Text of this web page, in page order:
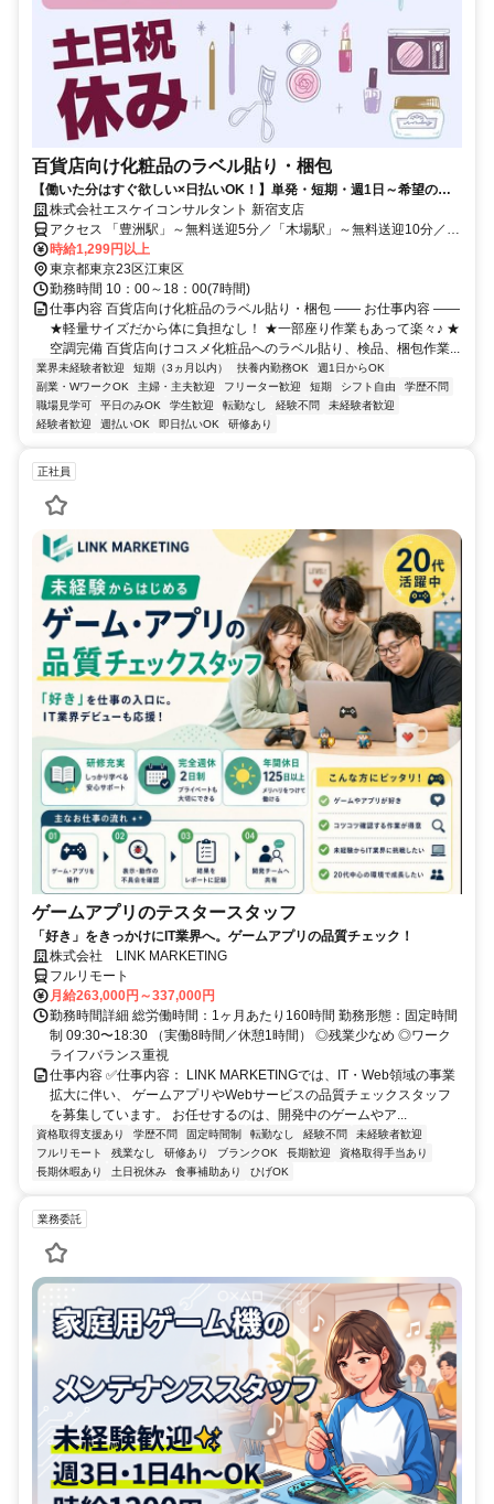
百貨店向け化粧品のラベル貼り・梱包
【働いた分はすぐ欲しい×日払いOK！】単発・短期・週1日～希望の働
き方あり♪未経験大歓迎！土日祝日休
株式会社エスケイコンサルタント 新宿支店
アクセス 「豊洲駅」～無料送迎5分／「木場駅」～無料送迎10分／
「国際展示場駅」～徒歩12分＜WEB登録OK＞
時給1,299円以上
東京都東京23区江東区
勤務時間 10：00～18：00(7時間)
仕事内容 百貨店向け化粧品のラベル貼り・梱包 ―― お仕事内容 ――
★軽量サイズだから体に負担なし！ ★一部座り作業もあって楽々♪ ★
空調完備 百貨店向けコスメ化粧品へのラベル貼り、検品、梱包作業...
業界未経験者歓迎 短期（3ヵ月以内） 扶養内勤務OK
週1日からOK
副業・WワークOK
主婦・主夫歓迎 フリーター歓迎 短期 シフト自由
学歴不問
職場見学可
平日のみOK 学生歓迎 転勤なし 経験不問
未経験者歓迎
経験者歓迎
週払いOK 即日払いOK 研修あり
正社員
ゲームアプリのテスタースタッフ
「好き」をきっかけにIT業界へ。ゲームアプリの品質チェック！
株式会社 LINK MARKETING
フルリモート
月給263,000円～337,000円
勤務時間詳細 総労働時間：1ヶ月あたり160時間 勤務形態：固定時間
制 09:30〜18:30 （実働8時間／休憩1時間） ◎残業少なめ ◎ワーク
ライフバランス重視
仕事内容 ✅仕事内容： LINK MARKETINGでは、IT・Web領域の事業
拡大に伴い、 ゲームアプリやWebサービスの品質チェックスタッフ
を募集しています。 お任せするのは、開発中のゲームやア...
資格取得支援あり 学歴不問 固定時間制 転勤なし 経験不問
未経験者歓迎
フルリモート
残業なし 研修あり ブランクOK 長期歓迎
資格取得手当あり
長期休暇あり
土日祝休み 食事補助あり ひげOK
業務委託